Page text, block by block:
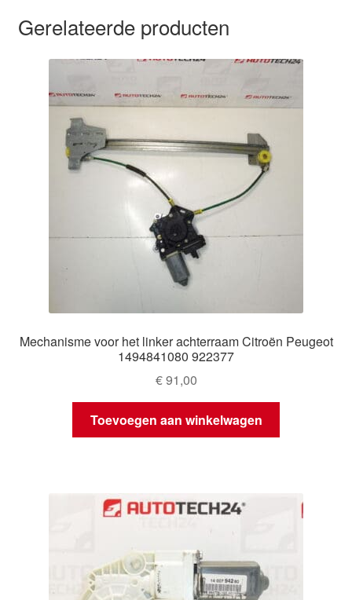
Gerelateerde producten
Mechanisme voor het linker achterraam Citroën Peugeot
1494841080 922377
€91,00
Toevoegen aan winkelwagen